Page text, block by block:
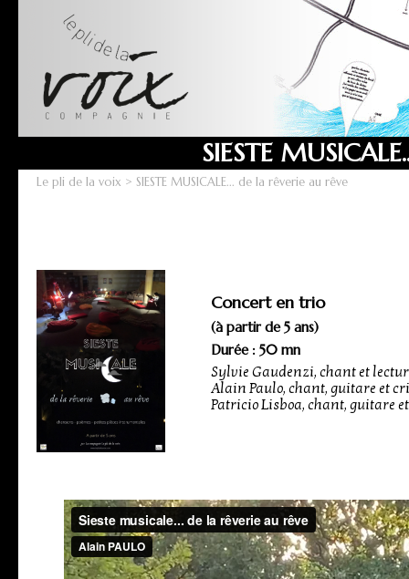
SIESTE
Le pli de la voix > SIESTE MUSICALE... de la rêverie au rêve
Concert en trio
(à partir de 5 ans)
Durée : 50 mn
Sylvie Gaudenzi, chant et
Alain Paulo, chant, guitare et
Patricio Lisboa, chant, guitare